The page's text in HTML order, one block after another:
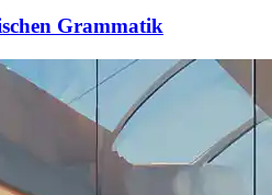
Grammatik